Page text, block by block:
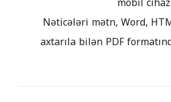
Nəticələri mətn, Word,
axtarıla bilən PDF